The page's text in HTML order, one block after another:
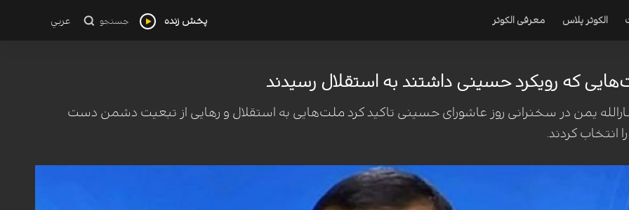
الکوثر پلاس معرفی الکوثر پخش زنده جستجو عربي
که رویکرد حسینی داشتند به استقلال رسیدند
یمن در سخنرانی روز عاشورای حسینی تاکید کرد ملت‌هایی به استقلال و رهایی از تبعیت دشمن دست
انتخاب کردند.